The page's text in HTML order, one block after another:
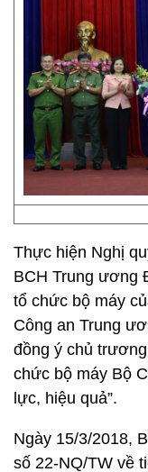
Thực hiện Nghị
BCH Trung ương
tổ chức bộ máy
Công an Trung
đồng ý chủ
chức bộ máy Bộ
lực, hiệu quả”.
Ngày 15/3/2018,
số 22-NQ/TW về